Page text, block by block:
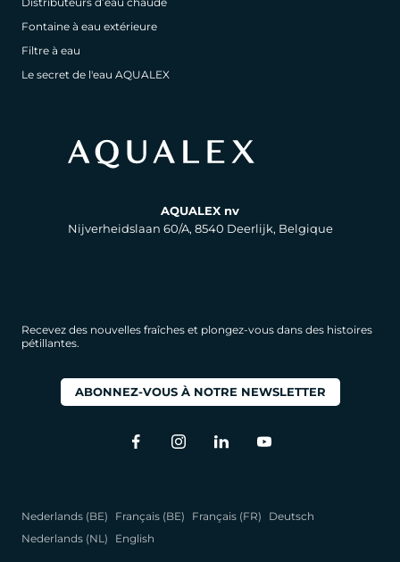
Fontaine à eau extérieure
Filtre à eau
Le secret de l'eau AQUALEX
AQUALEX nv
Nijverheidslaan 60/A, 8540 Deerlijk, Belgique
Recevez des nouvelles fraîches et plongez-vous dans des histoires
pétillantes.
ABONNEZ-VOUS À NOTRE NEWSLETTER
Nederlands (BE) Français (BE) Français (FR)
Deutsch
Nederlands (NL)
English